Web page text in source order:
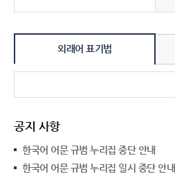
외래어 표기법
공지 사항
한국어 어문 규범 누리집 중단 안내
한국어 어문 규범 누리집 일시 중단 안내